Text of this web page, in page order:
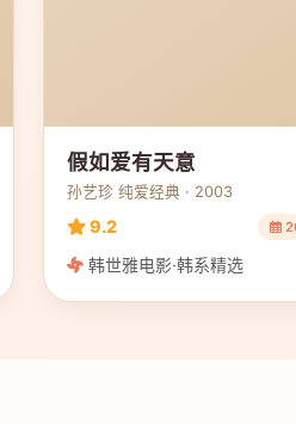
假如爱有天意
孙艺珍 纯爱经典 · 2003
9.2
韩世雅电影·韩系精选